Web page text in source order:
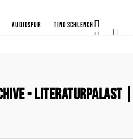
Audiospur Tino Schlench
- Literaturpalast |